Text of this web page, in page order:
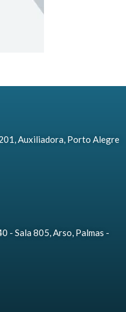
Auxiliadora, Porto Alegre
- Sala 805, Arso, Palmas -